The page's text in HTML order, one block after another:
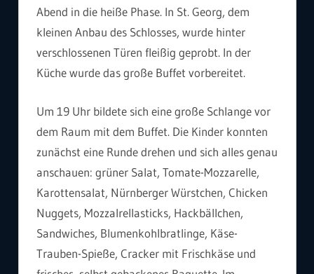
Abend in die heiße Phase. In St. Georg, dem
kleinen Anbau des Schlosses, wurde hinter
verschlossenen Türen fleißig geprobt. In der
Küche wurde das große Buffet vorbereitet.
Um 19 Uhr bildete sich eine große Schlange vor
dem Raum mit dem Buffet. Die Kinder konnten
zunächst eine Runde drehen und sich alles genau
anschauen: grüner Salat, Tomate-Mozzarelle,
Karottensalat, Nürnberger Würstchen, Chicken
Nuggets, Mozzalrellasticks, Hackbällchen,
Sandwiches, Blumenkohlbratlinge, Käse-
Trauben-Spieße, Cracker mit Frischkäse und